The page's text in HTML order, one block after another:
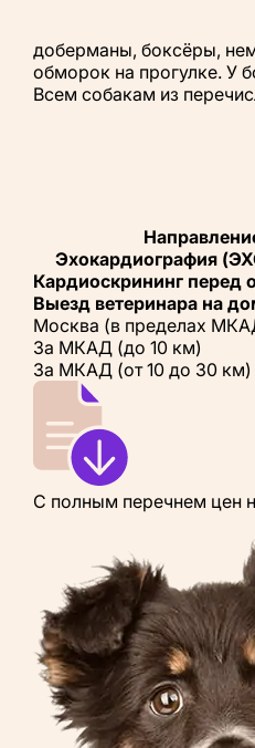
доберманы, боксёры,
обморок на прогулке. У
Всем собакам из
Эхокардиография
Кардиоскрининг перед
Выезд ветеринара на
Москва (в пределах
За МКАД (до 10 км)
За МКАД (от 10 до 30 км)
С полным перечнем цен